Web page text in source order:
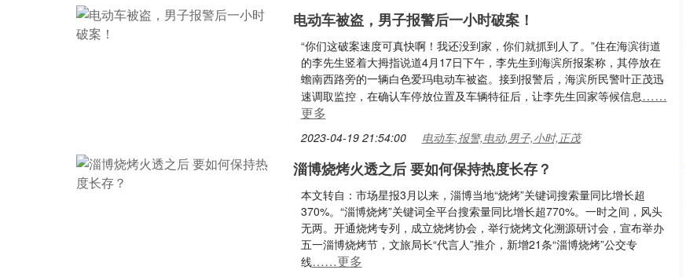
电动车被盗，男子报警后一小时破案！
“你们这破案速度可真快啊！我还没到家，你们就抓到人了。”住在海滨街道
的李先生竖着大拇指说道4月17日下午，李先生到海滨所报案称，其停放在
蟾南西路旁的一辆白色爱玛电动车被盗。接到报警后，海滨所民警叶正茂迅
速调取监控，在确认车停放位置及车辆特征后，让李先生回家等候信息……
更多
2023-04-19 21:54:00 电动车,报警,电动,男子,小时,正茂
淄博烧烤火透之后 要如何保持热度长存？
本文转自：市场星报3月以来，淄博当地“烧烤”关键词搜索量同比增长超
370%。“淄博烧烤”关键词全平台搜索量同比增长超770%。一时之间，风头
无两。开通烧烤专列，成立烧烤协会，举行烧烤文化溯源研讨会，宣布举办
五一淄博烧烤节，文旅局长“代言人”推介，新增21条“淄博烧烤”公交专
线……更多